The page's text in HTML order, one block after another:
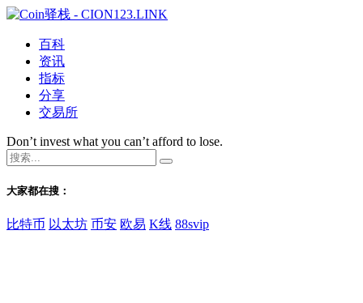
百科
资讯
指标
分享
交易所
Don’t invest what you can’t afford to lose.
大家都在搜：
比特币 以太坊 币安 欧易 K线 88svip